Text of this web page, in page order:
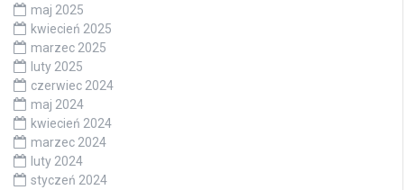
maj 2025
kwiecień 2025
marzec 2025
luty 2025
czerwiec 2024
maj 2024
kwiecień 2024
marzec 2024
luty 2024
styczeń 2024